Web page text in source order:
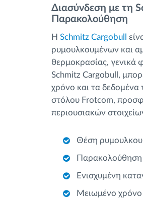
Διασύνδεση με τη
Παρακολούθηση
Η Schmitz Cargobull
ρυμουλκουμένων και
θερμοκρασίας, γενικά
Schmitz Cargobull,
χρόνο και τα δεδομένα
στόλου Frotcom,
περιουσιακών
Θέση
Παρακολούθηση
Ενισχυμένη
Μειωμένο χρόνο